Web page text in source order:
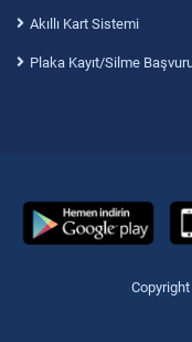
Akıllı Kart Sistemi
Plaka Kayıt/Silme